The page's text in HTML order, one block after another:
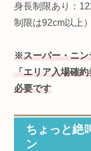
⾝⻑制限あり：
制限は92cm以上）
※スーパー・ニン
「エリア入場確
必要です
ちょっと絶
ン